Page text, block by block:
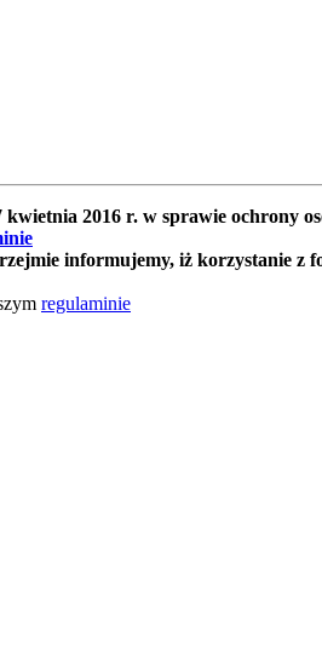
2016 r. w sprawie ochrony
informujemy, iż korzystanie z
regulaminie